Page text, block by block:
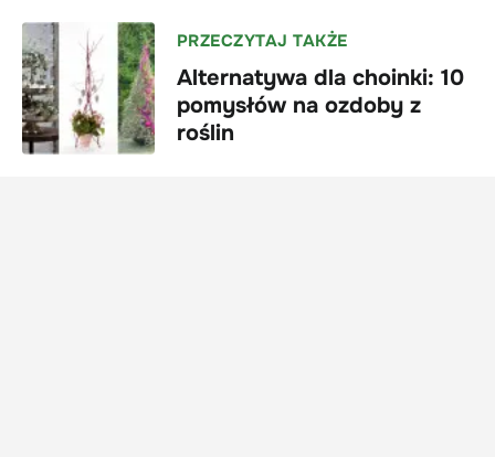
PRZECZYTAJ TAKŻE
Alternatywa dla choinki: 10
pomysłów na ozdoby z
roślin